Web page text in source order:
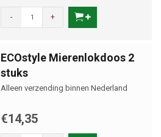
- +
ECOstyle Mierenlokdoos 2
stuks
Alleen verzending binnen Nederland
€14,35